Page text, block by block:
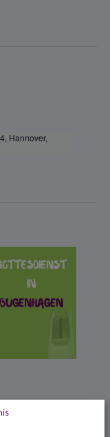
Hannover,
Hannover,